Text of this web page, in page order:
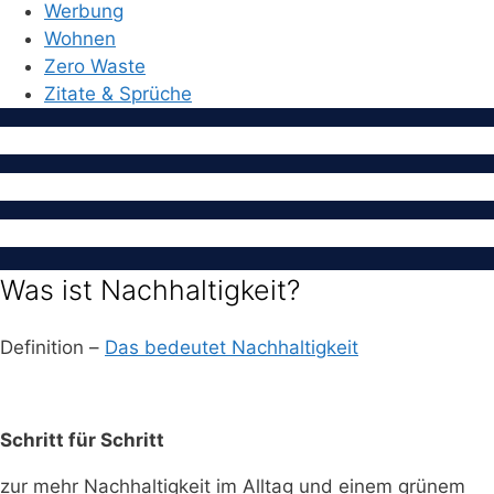
Werbung
Wohnen
Zero Waste
Zitate & Sprüche
Was ist Nachhaltigkeit?
Definition – Das bedeutet Nachhaltigkeit
Schritt für Schritt
zur mehr Nachhaltigkeit im Alltag und einem grünem